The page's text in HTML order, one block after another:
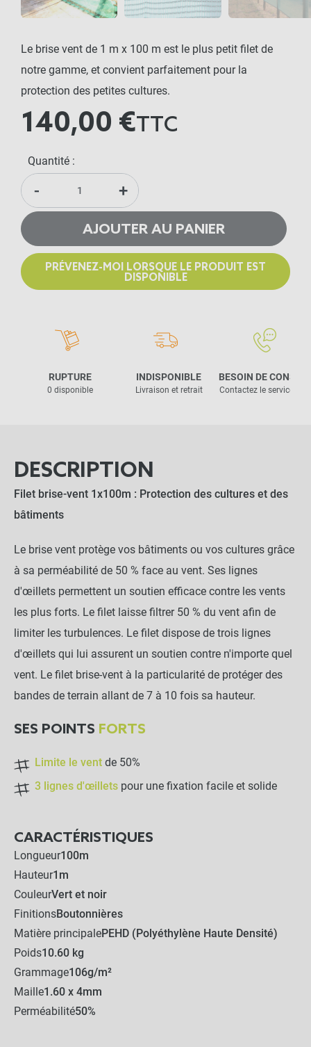
Le brise vent de 1 m x 100 m est le plus petit filet de
notre gamme, et convient parfaitement pour la
protection des petites cultures.
140,00 €TTC
Quantité :
- +
AJOUTER AU PANIER
PRÉVENEZ-MOI LORSQUE LE PRODUIT EST
DISPONIBLE
RUPTURE
0 disponible
INDISPONIBLE
Livraison et retrait
BESOIN DE CONSEIL
Contactez le service
DESCRIPTION
Filet brise-vent 1x100m : Protection des cultures et des
bâtiments
Le brise vent protège vos bâtiments ou vos cultures grâce
à sa perméabilité de 50 % face au vent. Ses lignes
d'œillets permettent un soutien efficace contre les vents
les plus forts. Le filet laisse filtrer 50 % du vent afin de
limiter les turbulences. Le filet dispose de trois lignes
d'œillets qui lui assurent un soutien contre n'importe quel
vent. Le filet brise-vent à la particularité de protéger des
bandes de terrain allant de 7 à 10 fois sa hauteur.
SES POINTS FORTS
Limite le vent de 50%
3 lignes d'œillets pour une fixation facile et solide
CARACTÉRISTIQUES
Longueur100m
Hauteur1m
CouleurVert et noir
FinitionsBoutonnières
Matière principalePEHD (Polyéthylène Haute Densité)
Poids10.60 kg
Grammage106g/m²
Maille1.60 x 4mm
Perméabilité50%